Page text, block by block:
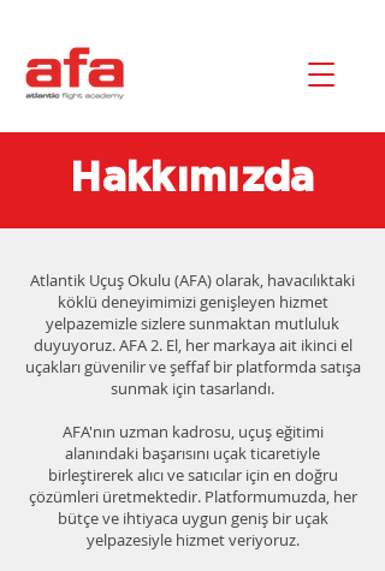
Hakkımızda
Atlantik Uçuş Okulu (AFA) olarak, havacılıktaki
köklü deneyimimizi genişleyen hizmet
yelpazemizle sizlere sunmaktan mutluluk
duyuyoruz. AFA 2. El, her markaya ait ikinci el
uçakları güvenilir ve şeffaf bir platformda satışa
sunmak için tasarlandı.
AFA'nın uzman kadrosu, uçuş eğitimi
alanındaki başarısını uçak ticaretiyle
birleştirerek alıcı ve satıcılar için en doğru
çözümleri üretmektedir. Platformumuzda, her
bütçe ve ihtiyaca uygun geniş bir uçak
yelpazesiyle hizmet veriyoruz.